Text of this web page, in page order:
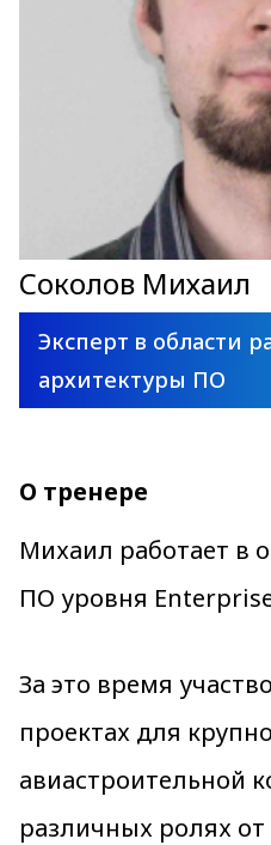
Соколов Михаил
Эксперт в области
архитектуры ПО
О тренере
Михаил работает в
ПО уровня Enterprise
За это время
проектах для
авиастроительной
различных ролях